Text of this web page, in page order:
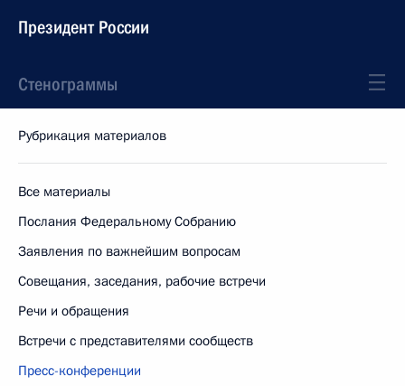
Президент России
Стенограммы
Рубрикация материалов
Все материалы
Послания Федеральному Собранию
Заявления по важнейшим вопросам
Совещания, заседания, рабочие встречи
Речи и обращения
Встречи с представителями сообществ
Пресс-конференции